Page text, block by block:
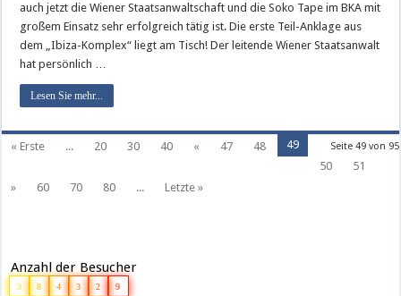
auch jetzt die Wiener Staatsanwaltschaft und die Soko Tape im BKA mit
großem Einsatz sehr erfolgreich tätig ist. Die erste Teil-Anklage aus
dem „Ibiza-Komplex“ liegt am Tisch! Der leitende Wiener Staatsanwalt
hat persönlich …
Lesen Sie mehr...
Seite 49 von 95
« Erste ... 20 30 40 « 47 48
49
50
51
»
60 70 80 ... Letzte »
Anzahl der Besucher
3 8 4 3 2 9